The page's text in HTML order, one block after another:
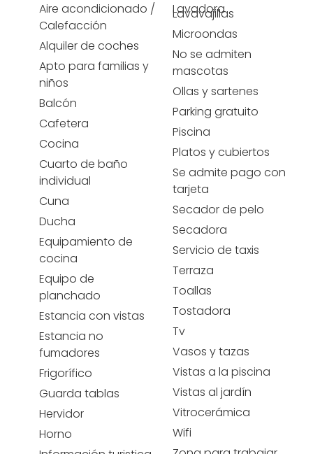
Aire acondicionado /
Calefacción
Alquiler de coches
Apto para familias y
niños
Balcón
Cafetera
Cocina
Cuarto de baño
individual
Cuna
Ducha
Equipamiento de
cocina
Equipo de
planchado
Estancia con vistas
Estancia no
fumadores
Frigorífico
Guarda tablas
Hervidor
Horno
Lavadora
Lavavajillas
Microondas
No se admiten
mascotas
Ollas y sartenes
Parking gratuito
Piscina
Platos y cubiertos
Se admite pago con
tarjeta
Secador de pelo
Secadora
Servicio de taxis
Terraza
Toallas
Tostadora
Tv
Vasos y tazas
Vistas a la piscina
Vistas al jardín
Vitrocerámica
Wifi